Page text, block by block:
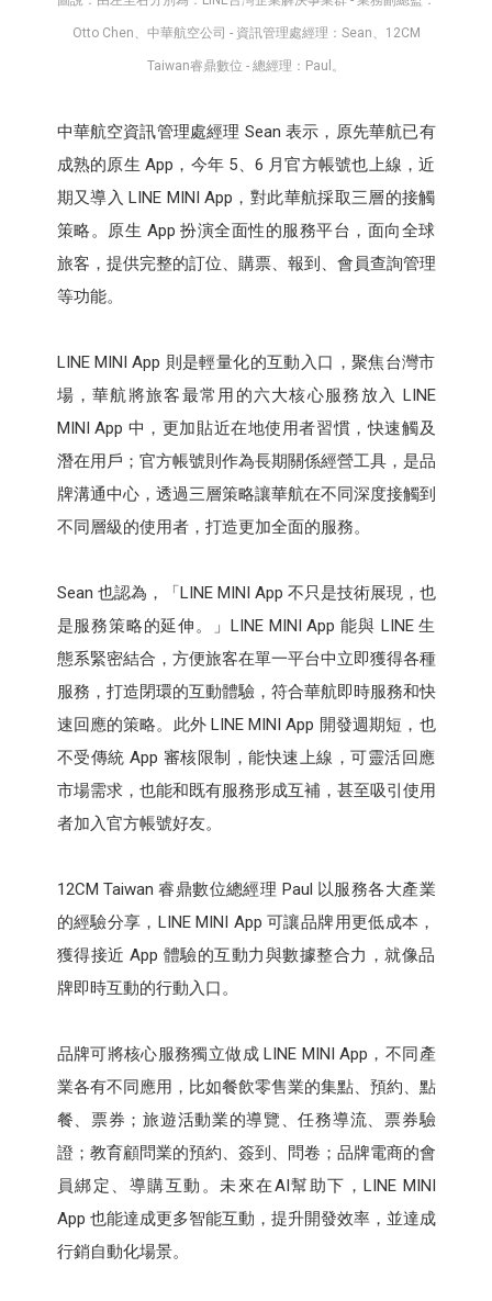
Otto Chen、中華航空公司 - 資訊管理處經理：Sean、12CM
Taiwan睿鼎數位 - 總經理：Paul。
中華航空資訊管理處經理 Sean 表示，原先華航已有
成熟的原生 App，今年 5、6 月官方帳號也上線，近
期又導入 LINE MINI App，對此華航採取三層的接觸
策略。原生 App 扮演全面性的服務平台，面向全球
旅客，提供完整的訂位、購票、報到、會員查詢管理
等功能。
LINE MINI App 則是輕量化的互動入口，聚焦台灣市
場，華航將旅客最常用的六大核心服務放入 LINE
MINI App 中，更加貼近在地使用者習慣，快速觸及
潛在用戶；官方帳號則作為長期關係經營工具，是品
牌溝通中心，透過三層策略讓華航在不同深度接觸到
不同層級的使用者，打造更加全面的服務。
Sean 也認為，「LINE MINI App 不只是技術展現，也
是服務策略的延伸。」LINE MINI App 能與 LINE 生
態系緊密結合，方便旅客在單一平台中立即獲得各種
服務，打造閉環的互動體驗，符合華航即時服務和快
速回應的策略。此外 LINE MINI App 開發週期短，也
不受傳統 App 審核限制，能快速上線，可靈活回應
市場需求，也能和既有服務形成互補，甚至吸引使用
者加入官方帳號好友。
12CM Taiwan 睿鼎數位總經理 Paul 以服務各大產業
的經驗分享，LINE MINI App 可讓品牌用更低成本，
獲得接近 App 體驗的互動力與數據整合力，就像品
牌即時互動的行動入口。
品牌可將核心服務獨立做成 LINE MINI App，不同產
業各有不同應用，比如餐飲零售業的集點、預約、點
餐、票券；旅遊活動業的導覽、任務導流、票券驗
證；教育顧問業的預約、簽到、問卷；品牌電商的會
員綁定、導購互動。未來在AI幫助下，LINE MINI
App 也能達成更多智能互動，提升開發效率，並達成
行銷自動化場景。